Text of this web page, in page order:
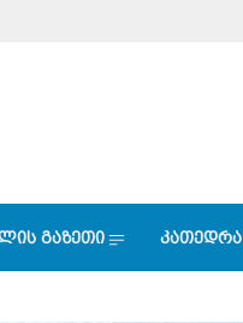
გაზეთი კათედრა